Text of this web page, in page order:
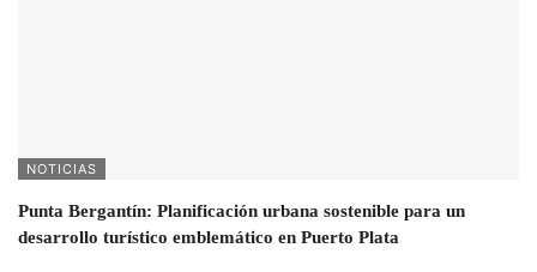
NOTICIAS
Punta Bergantín: Planificación urbana sostenible para un
desarrollo turístico emblemático en Puerto Plata